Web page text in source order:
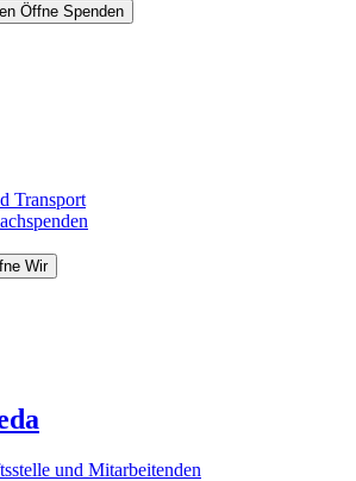
Öffne Spenden
Transport
Wir
und Mitarbeitenden